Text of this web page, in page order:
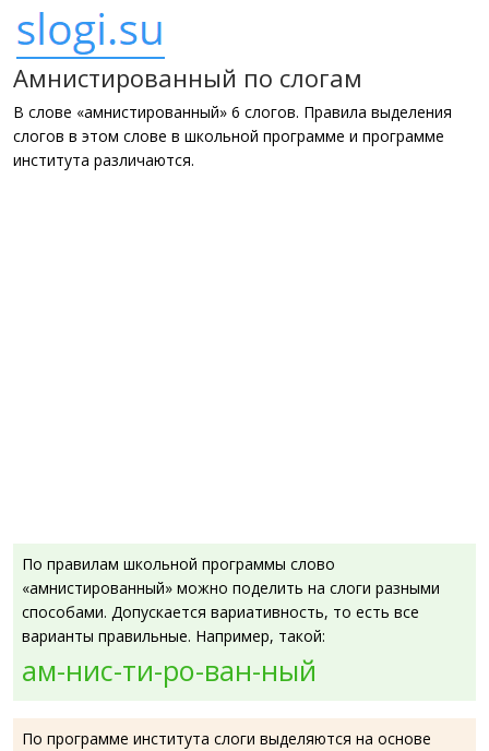
Амнистированный по слогам
В слове «амнистированный» 6 слогов. Правила выделения
слогов в этом слове в школьной программе и программе
института различаются.
По правилам школьной программы слово
«амнистированный» можно поделить на слоги разными
способами. Допускается вариативность, то есть все
варианты правильные. Например, такой:
ам-нис-ти-ро-ван-ный
По программе института слоги выделяются на основе